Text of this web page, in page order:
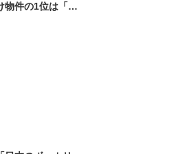
物件の1位は「狭